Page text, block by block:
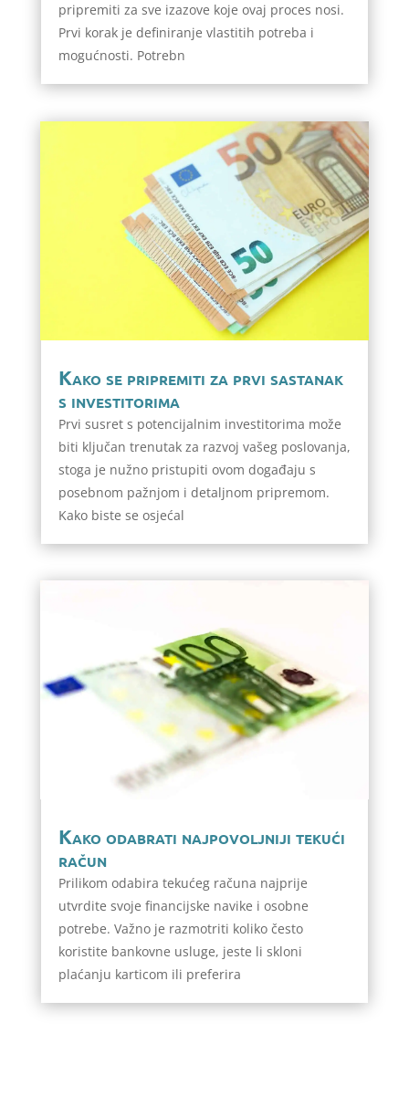
pripremiti za sve izazove koje ovaj proces nosi.
Prvi korak je definiranje vlastitih potreba i
mogućnosti. Potrebn
Kako se pripremiti za prvi sastanak
s investitorima
Prvi susret s potencijalnim investitorima može
biti ključan trenutak za razvoj vašeg poslovanja,
stoga je nužno pristupiti ovom događaju s
posebnom pažnjom i detaljnom pripremom.
Kako biste se osjećal
Kako odabrati najpovoljniji tekući
račun
Prilikom odabira tekućeg računa najprije
utvrdite svoje financijske navike i osobne
potrebe. Važno je razmotriti koliko često
koristite bankovne usluge, jeste li skloni
plaćanju karticom ili preferira